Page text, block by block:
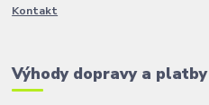
Kontakt
Výhody dopravy a platby